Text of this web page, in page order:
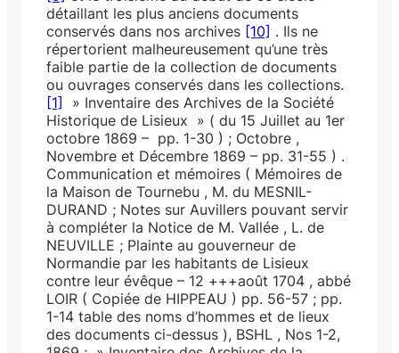
détaillant les plus anciens documents
conservés dans nos archives [10] . Ils ne
répertorient malheureusement qu’une très
faible partie de la collection de documents
ou ouvrages conservés dans les collections.
[1]
» Inventaire des Archives de la Société
Historique de Lisieux » ( du 15 Juil­let au 1er
octobre 1869 – pp. 1-30 ) ; Octobre ,
Novembre et Décembre 1869 – pp. 31-55 ) .
Communication et mémoires ( Mémoires de
la Maison de Tournebu , M. du MESNIL-
DURAND ; Notes sur Auvillers pouvant servir
à compléter la Notice de M. Vallée , L. de
NEUVILLE ; Plainte au gouverneur de
Normandie par les habitants de Lisieux
contre leur évêque – 12 +++août 1704 , abbé
LOIR ( Copiée de HIPPEAU ) pp. 56-57 ; pp.
1-14 table des noms d’hommes et de lieux
des documents ci-dessus ), BSHL , Nos 1-2,